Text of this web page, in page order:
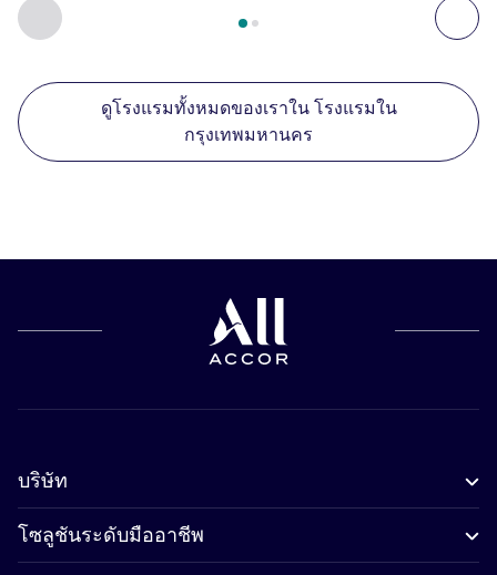
ก่อนหน้า - สถานประกอบการอื่นของเราที่อยู่ใกล้เคียง ถั
ดูโรงแรมทั้งหมดของเราใน โรงแรมใน
กรุงเทพมหานคร
บริษัท
โซลูชันระดับมืออาชีพ